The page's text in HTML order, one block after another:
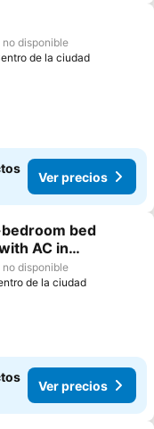
favoritos
disponible
de la ciudad
Ver precios
a favoritos
bed
AC in
disponible
de la ciudad
Ver precios